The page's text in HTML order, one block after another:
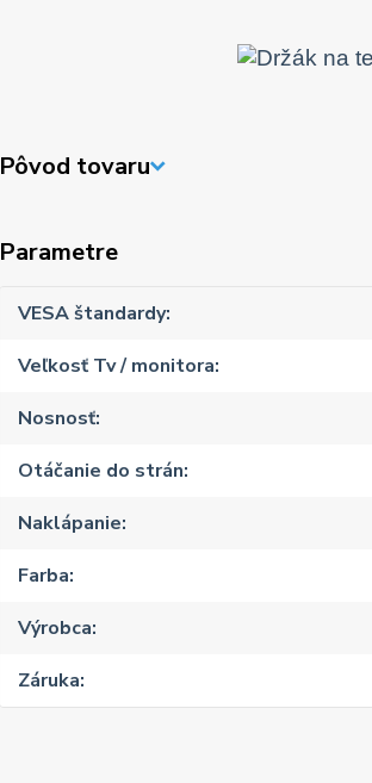
Pôvod tovaru
Parametre
VESA štandardy
Veľkosť Tv / monitora
Nosnosť
Otáčanie do strán
Naklápanie
Farba
Výrobca
Záruka